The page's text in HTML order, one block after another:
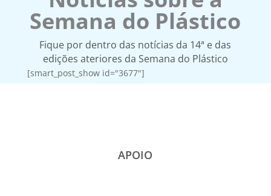
Semana do Plástico
Fique por dentro das notícias da 14ª e das
edições ateriores da Semana do Plástico
[smart_post_show id="3677"]
APOIO